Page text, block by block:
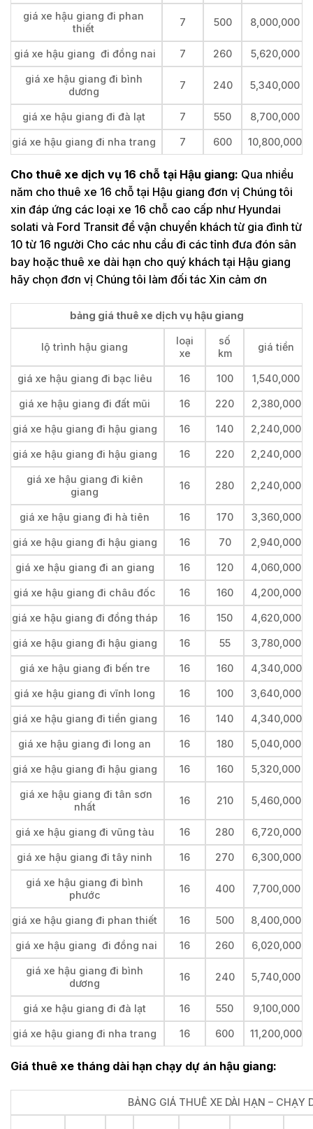
giá xe hậu giang đi phan
thiết
7 500 8,000,000
giá xe hậu giang đi đồng nai 7 260 5,620,000
giá xe hậu giang đi bình
dương
7 240 5,340,000
giá xe hậu giang đi đà lạt 7 550 8,700,000
giá xe hậu giang đi nha trang 7 600 10,800,000
Cho thuê xe dịch vụ 16 chỗ tại Hậu giang: Qua nhiều
năm cho thuê xe 16 chỗ tại Hậu giang đơn vị Chúng tôi
xin đáp ứng các loại xe 16 chỗ cao cấp như Hyundai
solati và Ford Transit để vận chuyển khách từ gia đình từ
10 từ 16 người Cho các nhu cầu đi các tỉnh đưa đón sân
bay hoặc thuê xe dài hạn cho quý khách tại Hậu giang
hãy chọn đơn vị Chúng tôi làm đối tác Xin cảm ơn
bảng giá thuê xe dịch vụ hậu giang
lộ trình hậu giang
loại
xe
số
km
giá tiền
giá xe hậu giang đi bạc liêu 16 100 1,540,000
giá xe hậu giang đi đất mũi 16 220 2,380,000
giá xe hậu giang đi hậu giang 16 140 2,240,000
giá xe hậu giang đi hậu giang 16 220 2,240,000
giá xe hậu giang đi kiên
giang
16 280 2,240,000
giá xe hậu giang đi hà tiên 16 170 3,360,000
giá xe hậu giang đi hậu giang 16 70 2,940,000
giá xe hậu giang đi an giang 16 120 4,060,000
giá xe hậu giang đi châu đốc 16 160 4,200,000
giá xe hậu giang đi đồng tháp 16 150 4,620,000
giá xe hậu giang đi hậu giang 16 55 3,780,000
giá xe hậu giang đi bến tre 16 160 4,340,000
giá xe hậu giang đi vĩnh long 16 100 3,640,000
giá xe hậu giang đi tiền giang 16 140 4,340,000
giá xe hậu giang đi long an 16 180 5,040,000
giá xe hậu giang đi hậu giang 16 160 5,320,000
giá xe hậu giang đi tân sơn
nhất
16 210 5,460,000
giá xe hậu giang đi vũng tàu 16 280 6,720,000
giá xe hậu giang đi tây ninh 16 270 6,300,000
giá xe hậu giang đi bình
phước
16 400 7,700,000
giá xe hậu giang đi phan thiết 16 500 8,400,000
giá xe hậu giang đi đồng nai 16 260 6,020,000
giá xe hậu giang đi bình
dương
16 240 5,740,000
giá xe hậu giang đi đà lạt 16 550 9,100,000
giá xe hậu giang đi nha trang 16 600 11,200,000
Giá thuê xe tháng dài hạn chạy dự án hậu giang:
BẢNG GIÁ THUÊ XE DÀI HẠN – CHẠY